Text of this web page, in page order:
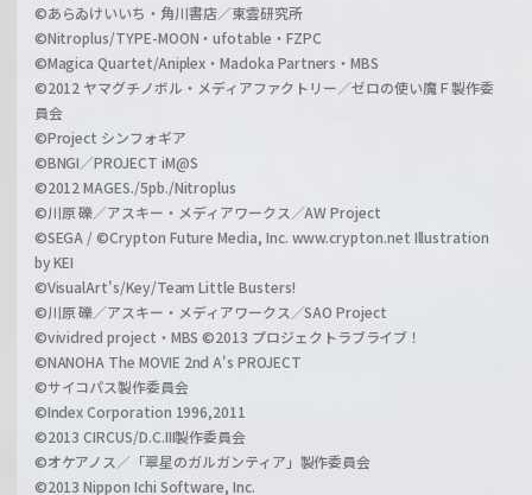
©あらゐけいいち・角川書店／東雲研究所
©Nitroplus/TYPE-MOON・ufotable・FZPC
©Magica Quartet/Aniplex・Madoka Partners・MBS
©2012 ヤマグチノボル・メディアファクトリー／ゼロの使い魔Ｆ製作委
員会
©Project シンフォギア
©BNGI／PROJECT iM@S
©2012 MAGES./5pb./Nitroplus
©川原 礫／アスキー・メディアワークス／AW Project
©SEGA / ©Crypton Future Media, Inc. www.crypton.net Illustration
by KEI
©VisualArt's/Key/Team Little Busters!
©川原 礫／アスキー・メディアワークス／SAO Project
©vividred project・MBS ©2013 プロジェクトラブライブ！
©NANOHA The MOVIE 2nd A's PROJECT
©サイコパス製作委員会
©Index Corporation 1996,2011
©2013 CIRCUS/D.C.III製作委員会
©オケアノス／「翠星のガルガンティア」製作委員会
©2013 Nippon Ichi Software, Inc.